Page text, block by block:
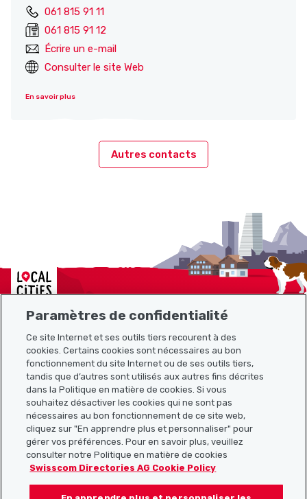
061 815 91 11
061 815 91 12
Écrire un e-mail
Consulter le site Web
En savoir plus
Autres contacts
Localcities
Plan du site
Liens utiles
Télécharger l’application Localcities
Paramètres de confidentialité
Ce site Internet et ses outils tiers recourent à des
cookies. Certains cookies sont nécessaires au bon
fonctionnement du site Internet ou de ses outils tiers,
tandis que d’autres sont utilisés aux autres fins décrites
dans la Politique en matière de cookies. Si vous
souhaitez désactiver les cookies qui ne sont pas
nécessaires au bon fonctionnement de ce site web,
cliquez sur "En apprendre plus et personnaliser" pour
gérer vos préférences. Pour en savoir plus, veuillez
consulter notre Politique en matière de cookies
Swisscom Directories AG Cookie Policy